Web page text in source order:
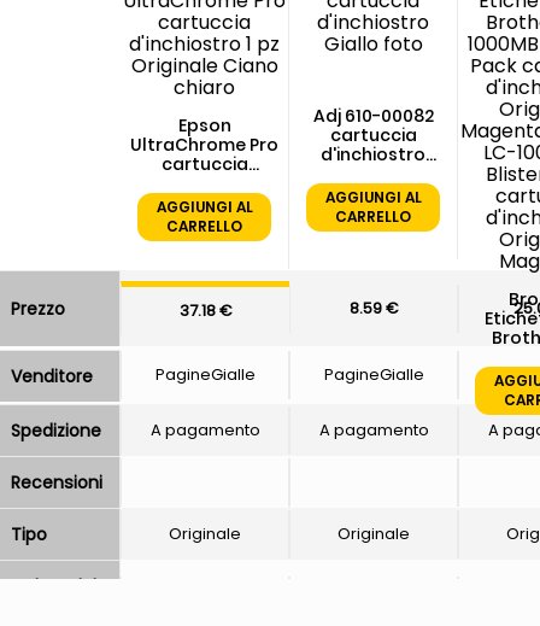
Epson
UltraChrome Pro
cartuccia
Originale Ciano
chiaro
AGGIUNGI AL
CARRELLO
Adj 610-00082
cartuccia
d'inchiostro
AGGIUNGI AL
CARRELLO
Pack
Prezzo 37.18 € 8.59 €
Venditore PagineGialle PagineGialle
Spedizione A pagamento A pagamento A
Recensioni
Tipo Originale Originale
Colore del